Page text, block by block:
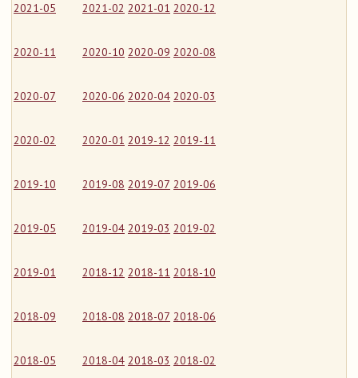
2021-05 2021-02 2021-01 2020-12
2020-11 2020-10 2020-09 2020-08
2020-07 2020-06 2020-04 2020-03
2020-02 2020-01 2019-12 2019-11
2019-10 2019-08 2019-07 2019-06
2019-05 2019-04 2019-03 2019-02
2019-01 2018-12 2018-11 2018-10
2018-09 2018-08 2018-07 2018-06
2018-05 2018-04 2018-03 2018-02